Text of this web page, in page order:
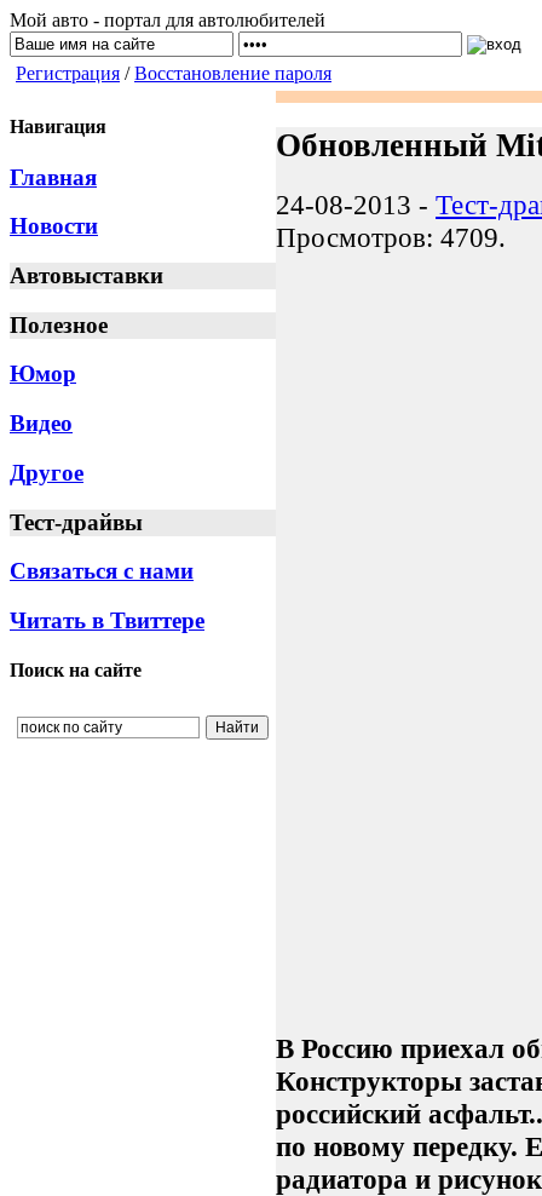
Мой авто - портал для автолюбителей
Регистрация /Восстановление пароля
Навигация
Главная
Новости
Автовыставки
Полезное
Юмор
Видео
Другое
Тест-драйвы
Связаться с нами
Читать в Твиттере
Поиск на сайте
Обновленный
24-08-2013 - Тест-
Просмотров: 4709.
В Россию приехал
Конструкторы
российский
по новому передку.
радиатора и